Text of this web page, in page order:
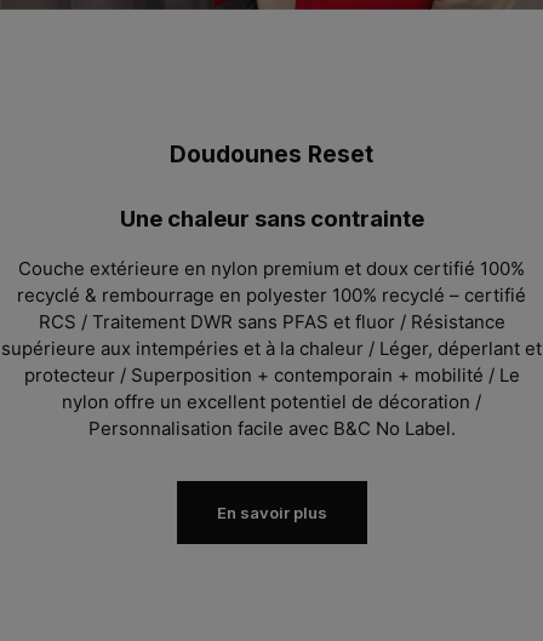
Doudounes Reset
Une chaleur sans contrainte
Couche extérieure en nylon premium et doux certifié 100%
recyclé & rembourrage en polyester 100% recyclé – certifié
RCS / Traitement DWR sans PFAS et fluor/ Résistance
supérieure aux intempéries et à la chaleur / Léger, déperlant et
protecteur / Superposition + contemporain + mobilité / Le
nylon offre un excellent potentiel de décoration /
Personnalisation facile avec B&C No Label.
En savoir plus